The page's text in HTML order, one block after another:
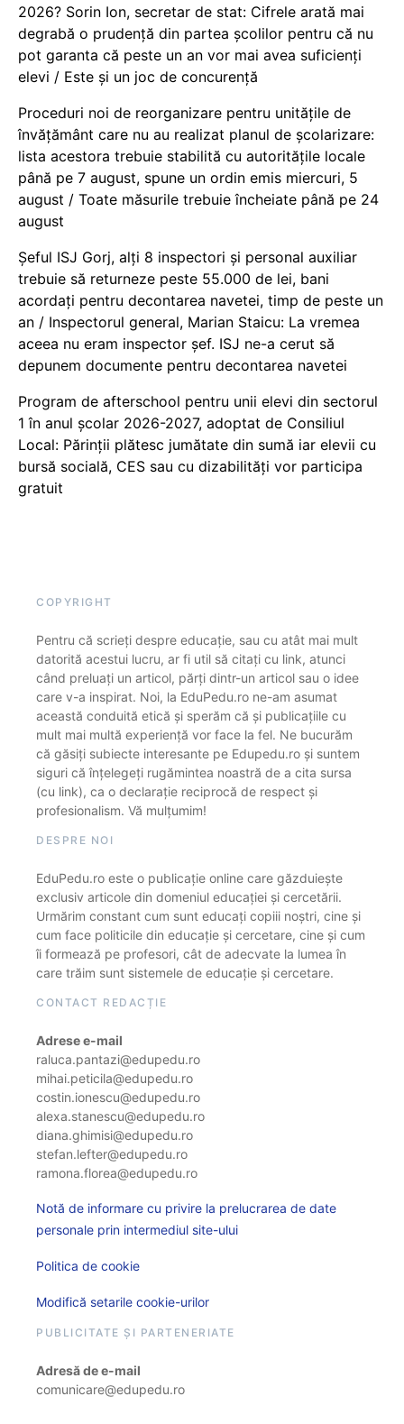
2026? Sorin Ion, secretar de stat: Cifrele arată mai
degrabă o prudență din partea școlilor pentru că nu
pot garanta că peste un an vor mai avea suficienți
elevi / Este și un joc de concurență
Proceduri noi de reorganizare pentru unitățile de
învățământ care nu au realizat planul de școlarizare:
lista acestora trebuie stabilită cu autoritățile locale
până pe 7 august, spune un ordin emis miercuri, 5
august / Toate măsurile trebuie încheiate până pe 24
august
Șeful ISJ Gorj, alți 8 inspectori și personal auxiliar
trebuie să returneze peste 55.000 de lei, bani
acordați pentru decontarea navetei, timp de peste un
an / Inspectorul general, Marian Staicu: La vremea
aceea nu eram inspector șef. ISJ ne-a cerut să
depunem documente pentru decontarea navetei
Program de afterschool pentru unii elevi din sectorul
1 în anul școlar 2026-2027, adoptat de Consiliul
Local: Părinții plătesc jumătate din sumă iar elevii cu
bursă socială, CES sau cu dizabilităţi vor participa
gratuit
COPYRIGHT
Pentru că scrieți despre educație, sau cu atât mai mult
datorită acestui lucru, ar fi util să citați cu link, atunci
când preluați un articol, părți dintr-un articol sau o idee
care v-a inspirat. Noi, la EduPedu.ro ne-am asumat
această conduită etică și sperăm că și publicațiile cu
mult mai multă experiență vor face la fel. Ne bucurăm
că găsiți subiecte interesante pe Edupedu.ro și suntem
siguri că înțelegeți rugămintea noastră de a cita sursa
(cu link), ca o declarație reciprocă de respect și
profesionalism. Vă mulțumim!
DESPRE NOI
EduPedu.ro este o publicație online care găzduiește
exclusiv articole din domeniul educației și cercetării.
Urmărim constant cum sunt educați copiii noștri, cine și
cum face politicile din educație și cercetare, cine și cum
îi formează pe profesori, cât de adecvate la lumea în
care trăim sunt sistemele de educație și cercetare.
CONTACT REDACȚIE
Adrese e-mail
raluca.pantazi@edupedu.ro
mihai.peticila@edupedu.ro
costin.ionescu@edupedu.ro
alexa.stanescu@edupedu.ro
diana.ghimisi@edupedu.ro
stefan.lefter@edupedu.ro
ramona.florea@edupedu.ro
Notă de informare cu privire la prelucrarea de date
personale prin intermediul site-ului
Politica de cookie
Modifică setarile cookie-urilor
PUBLICITATE ȘI PARTENERIATE
Adresă de e-mail
comunicare@edupedu.ro